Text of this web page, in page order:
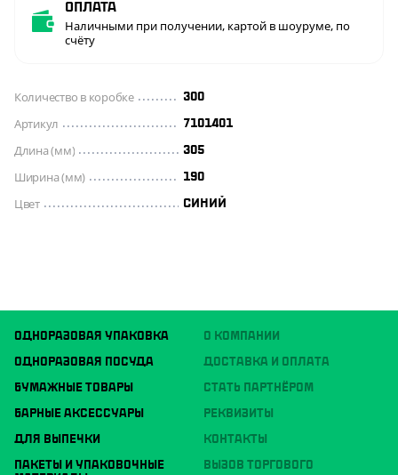
Оплата
Наличными при получении, картой в шоуруме, по
счёту
Количество в коробке 300
Артикул 7101401
Длина (мм) 305
Ширина (мм) 190
Цвет СИНИЙ
ОДНОРАЗОВАЯ УПАКОВКА
ОДНОРАЗОВАЯ ПОСУДА
БУМАЖНЫЕ ТОВАРЫ
БАРНЫЕ АКСЕССУАРЫ
ДЛЯ ВЫПЕЧКИ
ПАКЕТЫ И УПАКОВОЧНЫЕ
О КОМПАНИИ
ДОСТАВКА И ОПЛАТА
СТАТЬ ПАРТНЁРОМ
РЕКВИЗИТЫ
КОНТАКТЫ
ВЫЗОВ ТОРГОВОГО